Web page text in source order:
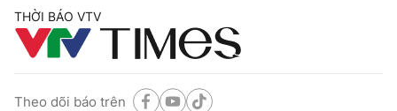
THỜI BÁO VTV
Theo dõi báo trên